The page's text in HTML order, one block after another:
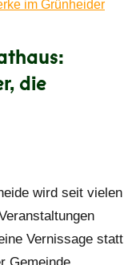
die
wird seit vielen
Vernissage statt